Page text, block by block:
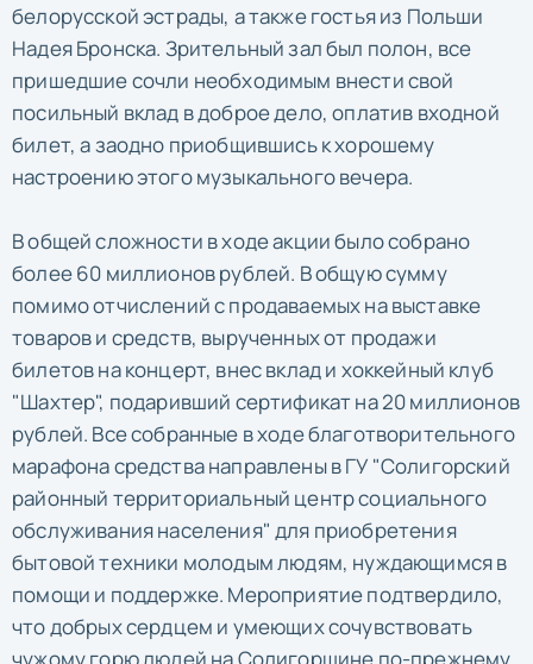
белорусской эстрады, а также гостья из Польши
Надея Бронска. Зрительный зал был полон, все
пришедшие сочли необходимым внести свой
посильный вклад в доброе дело, оплатив входной
билет, а заодно приобщившись к хорошему
настроению этого музыкального вечера.
В общей сложности в ходе акции было собрано
более 60 миллионов рублей. В общую сумму
помимо отчислений с продаваемых на выставке
товаров и средств, вырученных от продажи
билетов на концерт, внес вклад и хоккейный клуб
"Шахтер", подаривший сертификат на 20 миллионов
рублей. Все собранные в ходе благотворительного
марафона средства направлены в ГУ "Солигорский
районный территориальный центр социального
обслуживания населения" для приобретения
бытовой техники молодым людям, нуждающимся в
помощи и поддержке. Мероприятие подтвердило,
что добрых сердцем и умеющих сочувствовать
чужому горю людей на Солигорщине по-прежнему